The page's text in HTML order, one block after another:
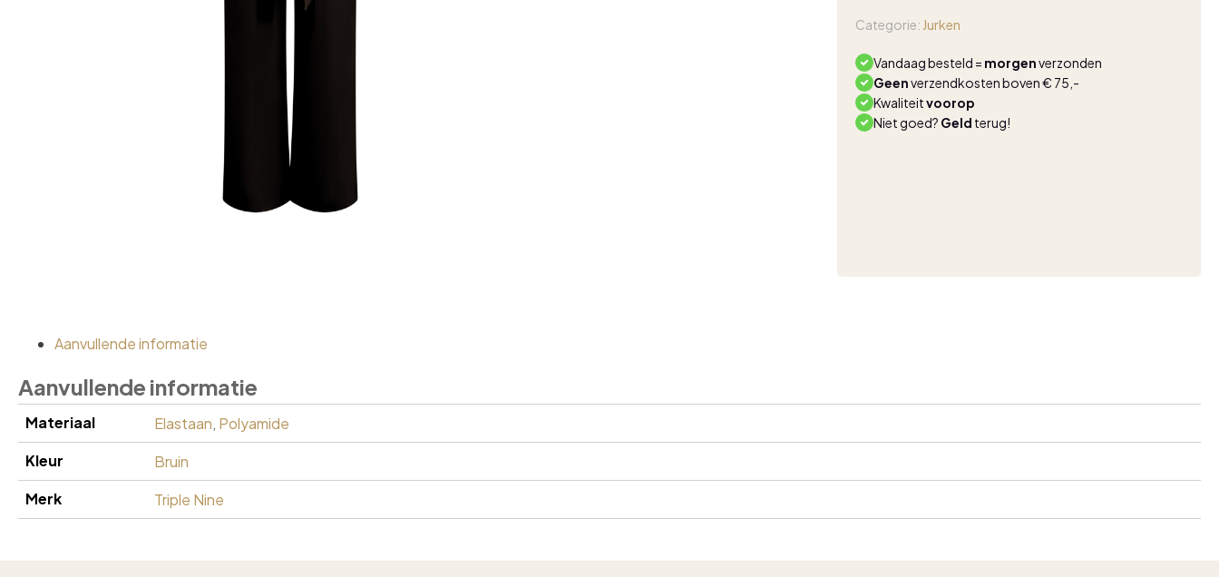
51908
donkerbruin
aantal
Categorie: Jurken
Vandaag besteld = morgenverzonden
Geenverzendkosten boven € 75,-
Kwaliteitvoorop
Niet goed? Geld terug!
Aanvullende informatie
Aanvullende informatie
Materiaal Elastaan, Polyamide
Kleur
Bruin
Merk
Triple Nine